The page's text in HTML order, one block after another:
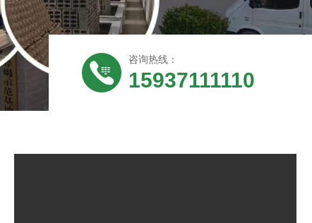
咨询热线：
15937111110